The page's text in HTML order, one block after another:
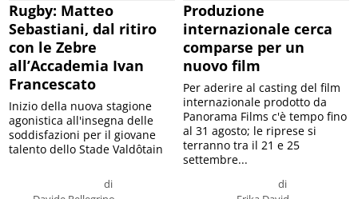
Rugby: Matteo
Sebastiani, dal ritiro
con le Zebre
all’Accademia Ivan
Francescato
di
Inizio della nuova stagione
agonistica all'insegna delle
soddisfazioni per il giovane
talento dello Stade Valdôtain
Produzione
internazionale cerca
comparse per un
nuovo film
di
Per aderire al casting del film
internazionale prodotto da
Panorama Films c'è tempo fino
al 31 agosto; le riprese si
terranno tra il 21 e 25
settembre...